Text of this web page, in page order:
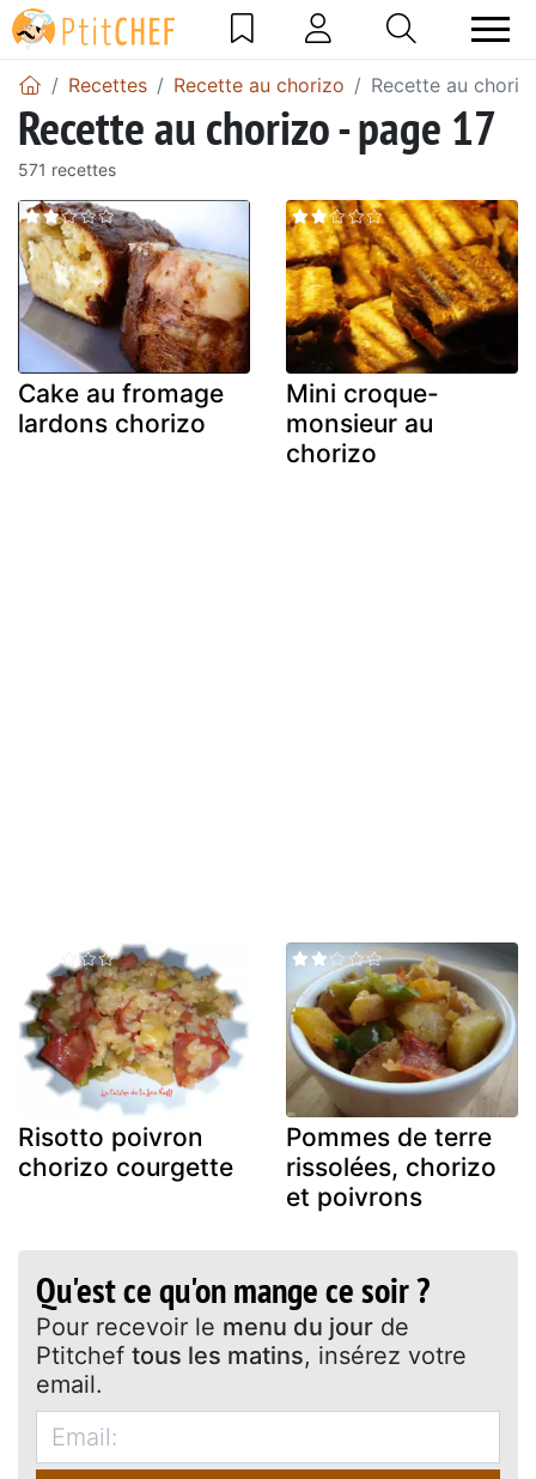
Recettes Recette au chorizo Recette au
Recette au chorizo - page 17
571 recettes
Cake au fromage
lardons chorizo
Mini croque-
monsieur au
chorizo
Risotto poivron
chorizo courgette
Pommes de terre
rissolées, chorizo
et poivrons
Qu'est ce qu'on mange ce soir ?
Pour recevoir le menu du jour de
Ptitchef tous les matins, insérez votre
email.